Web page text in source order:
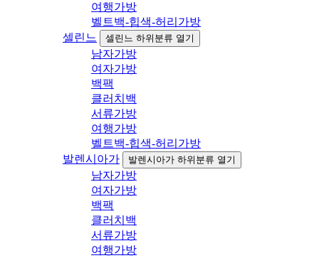
여행가방
벨트백-힙색-허리가방
셀린느
셀린느 하위분류 열기
남자가방
여자가방
백팩
클러치백
서류가방
여행가방
벨트백-힙색-허리가방
발렌시아가
발렌시아가 하위분류 열기
남자가방
여자가방
백팩
클러치백
서류가방
여행가방